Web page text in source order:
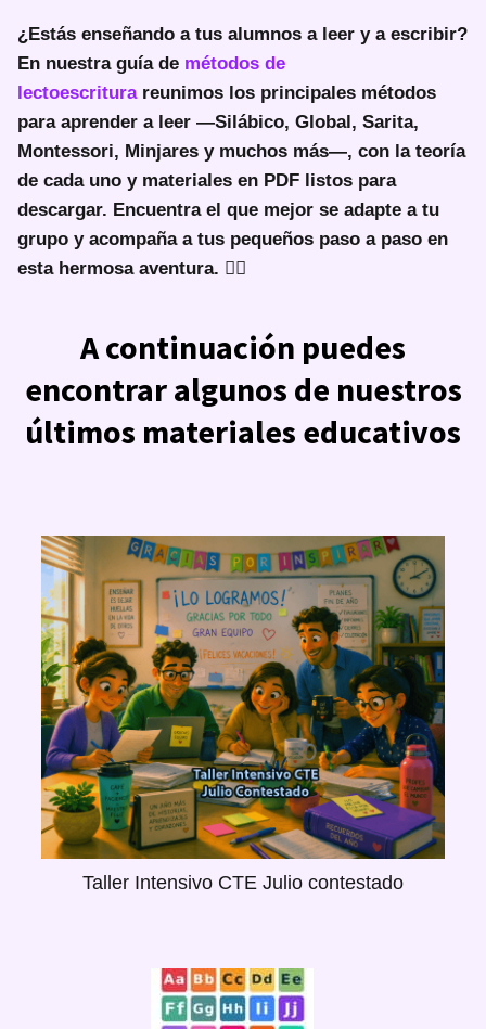
¿Estás enseñando a tus alumnos a leer y a escribir?
En nuestra guía de métodos de
lectoescriturareunimos los principales métodos
para aprender a leer —Silábico, Global, Sarita,
Montessori, Minjares y muchos más—, con la teoría
de cada uno y materiales en PDF listos para
descargar. Encuentra el que mejor se adapte a tu
grupo y acompaña a tus pequeños paso a paso en
esta hermosa aventura. 🙋‍♀️
A continuación puedes
encontrar algunos de nuestros
últimos materiales educativos
Taller Intensivo CTE Julio contestado